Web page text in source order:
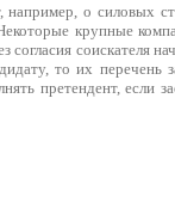
например, о силовых
крупные
соискателя
то их перечень
претендент, если